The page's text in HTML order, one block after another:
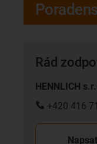
Rád
HENNLICH
+420 416